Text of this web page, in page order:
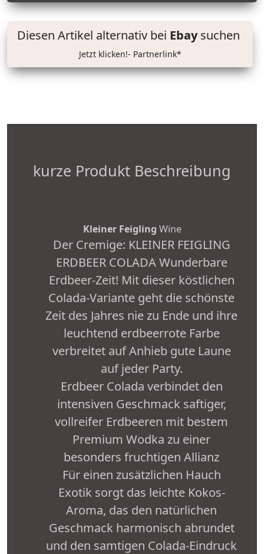
Diesen Artikel alternativ bei Ebaysuchen
Jetzt klicken!- Partnerlink*
kurze Produkt Beschreibung
Kleiner Feigling Wine
Der Cremige: KLEINER FEIGLING
ERDBEER COLADA Wunderbare
Erdbeer-Zeit! Mit dieser köstlichen
Colada-Variante geht die schönste
Zeit des Jahres nie zu Ende und ihre
leuchtend erdbeerrote Farbe
verbreitet auf Anhieb gute Laune
auf jeder Party.
Erdbeer Colada verbindet den
intensiven Geschmack saftiger,
vollreifer Erdbeeren mit bestem
Premium Wodka zu einer
besonders fruchtigen Allianz
Für einen zusätzlichen Hauch
Exotik sorgt das leichte Kokos-
Aroma, das den natürlichen
Geschmack harmonisch abrundet
und den samtigen Colada-Eindruck